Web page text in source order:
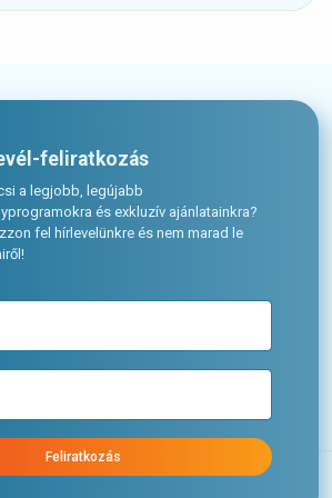
feliratkozás
a legjobb, legújabb
és exkluzív ajánlatainkra?
fel hírlevelünkre és nem marad le
Feliratkozás